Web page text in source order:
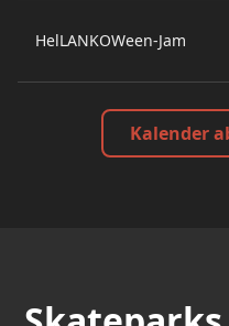
HelLANKOWeen-Jam
Kalender